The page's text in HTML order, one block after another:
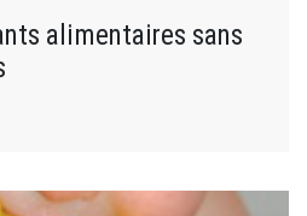
alimentaires sans